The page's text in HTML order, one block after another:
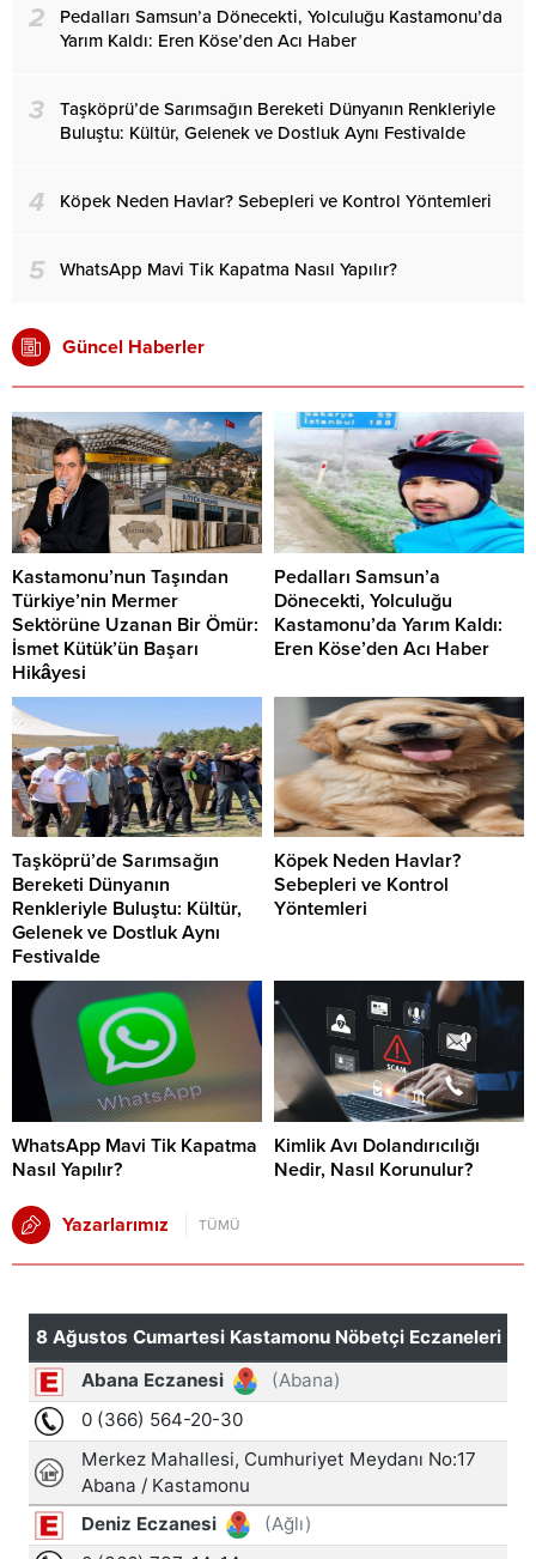
2
Pedalları Samsun’a Dönecekti, Yolculuğu Kastamonu’da
Yarım Kaldı: Eren Köse’den Acı Haber
3
Taşköprü’de Sarımsağın Bereketi Dünyanın Renkleriyle
Buluştu: Kültür, Gelenek ve Dostluk Aynı Festivalde
4 Köpek Neden Havlar? Sebepleri ve Kontrol Yöntemleri
5 WhatsApp Mavi Tik Kapatma Nasıl Yapılır?
Güncel Haberler
Kastamonu’nun Taşından
Türkiye’nin Mermer
Sektörüne Uzanan Bir Ömür:
İsmet Kütük’ün Başarı
Hikâyesi
Pedalları Samsun’a
Dönecekti, Yolculuğu
Kastamonu’da Yarım Kaldı:
Eren Köse’den Acı Haber
Taşköprü’de Sarımsağın
Bereketi Dünyanın
Renkleriyle Buluştu: Kültür,
Gelenek ve Dostluk Aynı
Festivalde
Köpek Neden Havlar?
Sebepleri ve Kontrol
Yöntemleri
WhatsApp Mavi Tik Kapatma
Nasıl Yapılır?
Kimlik Avı Dolandırıcılığı
Nedir, Nasıl Korunulur?
Yazarlarımız TÜMÜ